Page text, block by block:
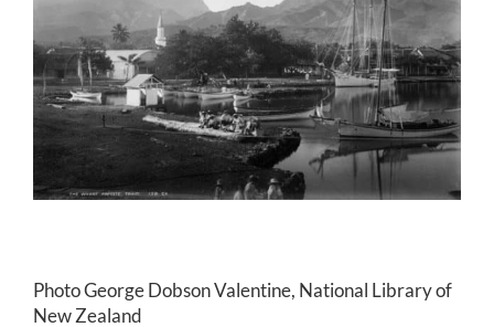
Photo George Dobson Valentine, National Library of
New Zealand